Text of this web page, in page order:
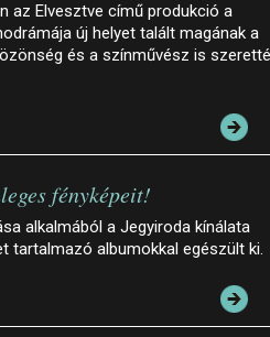
az Elvesztve című produkció a
új helyet talált magának a
és a színművész is
fényképeit!
alkalmából a Jegyiroda kínálata
tartalmazó albumokkal egészült ki.